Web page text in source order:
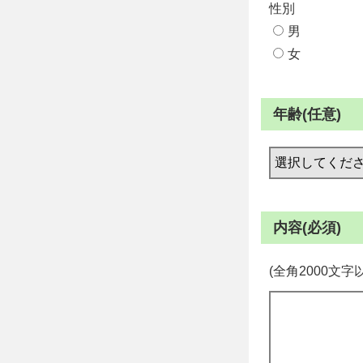
性別
男
女
年齢(任意)
内容(必須)
(全角2000文字